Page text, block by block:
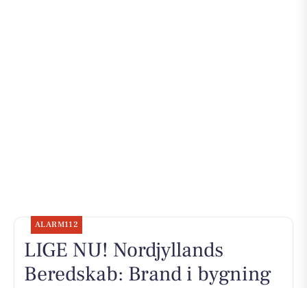
ALARM112
LIGE NU! Nordjyllands
Beredskab: Brand i bygning